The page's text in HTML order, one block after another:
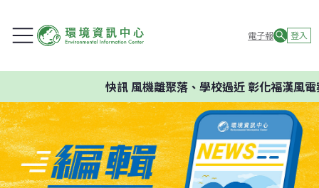
電子報 登入
快訊風機離聚落、學校過近 彰化福漢風電